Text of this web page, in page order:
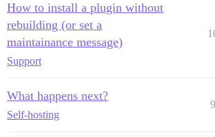
How to install a plugin without
rebuilding (or set a
maintainance message)
Support
What happens next?
Self-hosting
9